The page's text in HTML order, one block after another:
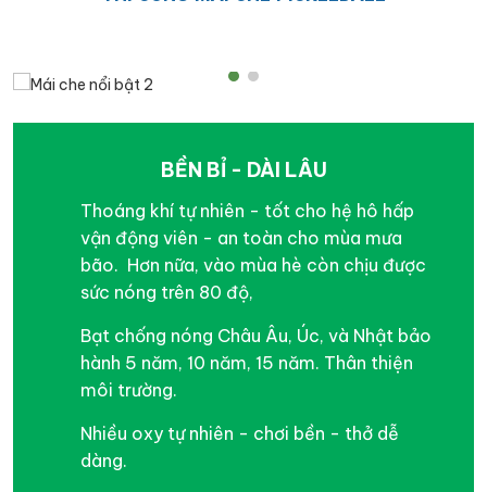
BỀN BỈ - DÀI LÂU
Thoáng khí tự nhiên - tốt cho hệ hô hấp
vận động viên - an toàn cho mùa mưa
bão. Hơn nữa, vào mùa hè còn chịu được
sức nóng trên 80 độ,
Bạt chống nóng Châu Âu, Úc, và Nhật bảo
hành 5 năm, 10 năm, 15 năm. Thân thiện
môi trường.
Nhiều oxy tự nhiên - chơi bền - thở dễ
dàng.